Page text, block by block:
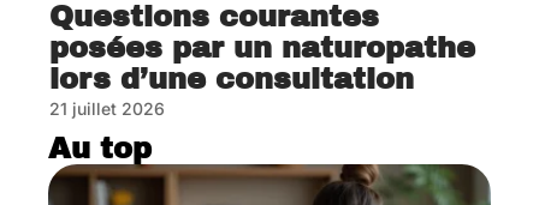
Questions courantes
posées par un naturopathe
lors d’une consultation
21 juillet 2026
Au top